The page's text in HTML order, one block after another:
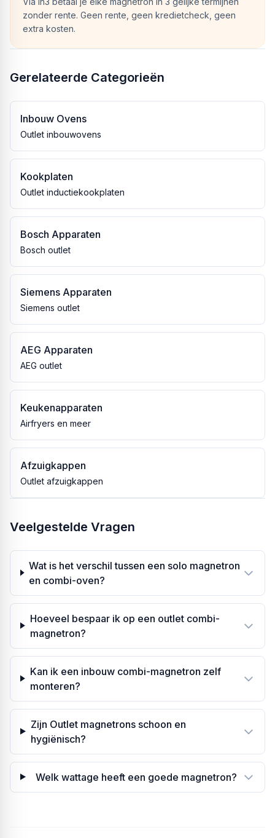
zonder rente. Geen rente, geen kredietcheck, geen
extra kosten.
Gerelateerde Categorieën
Inbouw Ovens
Outlet inbouwovens
Kookplaten
Outlet inductiekookplaten
Bosch Apparaten
Bosch outlet
Siemens Apparaten
Siemens outlet
AEG Apparaten
AEG outlet
Keukenapparaten
Airfryers en meer
Afzuigkappen
Outlet afzuigkappen
Veelgestelde Vragen
Wat is het verschil tussen een solo magnetron
en combi-oven?
Hoeveel bespaar ik op een outlet combi-
magnetron?
Kan ik een inbouw combi-magnetron zelf
monteren?
Zijn Outlet magnetrons schoon en
hygiënisch?
Welk wattage heeft een goede magnetron?